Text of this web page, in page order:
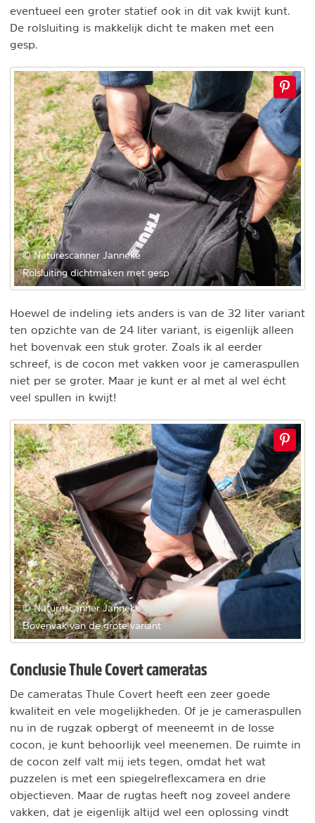
eventueel een groter statief ook in dit vak kwijt kunt.
De rolsluiting is makkelijk dicht te maken met een
gesp.
© Naturescanner Janneke
Rolsluiting dichtmaken met gesp
Hoewel de indeling iets anders is van de 32 liter variant
ten opzichte van de 24 liter variant, is eigenlijk alleen
het bovenvak een stuk groter. Zoals ik al eerder
schreef, is de cocon met vakken voor je cameraspullen
niet per se groter. Maar je kunt er al met al wel écht
veel spullen in kwijt!
© Naturescanner Janneke
Bovenvak van de grote variant
Conclusie Thule Covert cameratas
De cameratas Thule Covert heeft een zeer goede
kwaliteit en vele mogelijkheden. Of je je cameraspullen
nu in de rugzak opbergt of meeneemt in de losse
cocon, je kunt behoorlijk veel meenemen. De ruimte in
de cocon zelf valt mij iets tegen, omdat het wat
puzzelen is met een spiegelreflexcamera en drie
objectieven. Maar de rugtas heeft nog zoveel andere
vakken, dat je eigenlijk altijd wel een oplossing vindt